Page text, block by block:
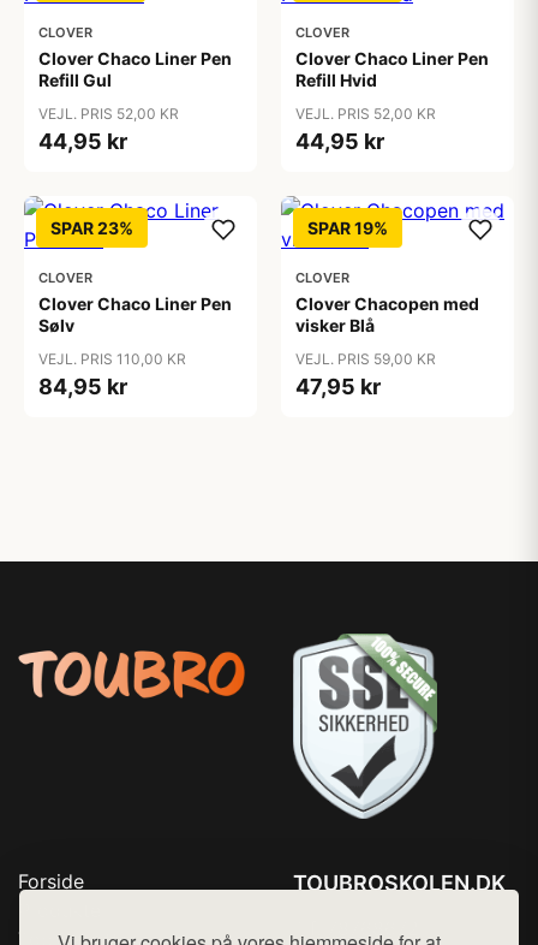
CLOVER
Clover Chaco Liner Pen
Refill Gul
VEJL. PRIS 52,00 KR
44,95 kr
CLOVER
Clover Chaco Liner Pen
Refill Hvid
VEJL. PRIS 52,00 KR
44,95 kr
SPAR 23%
CLOVER
Clover Chaco Liner Pen
Sølv
VEJL. PRIS 110,00 KR
84,95 kr
SPAR 19%
CLOVER
Clover Chacopen med
visker Blå
VEJL. PRIS 59,00 KR
47,95 kr
Forside
Top Rabatter
TOUBROSKOLEN.DK